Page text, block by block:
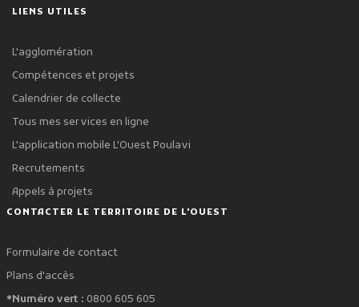
LIENS UTILES
L'agglomération
Compétences et projets
Calendrier de collecte
Tous mes services en ligne
L'application mobile L'Ouest Poulavi
Recrutements
Appels à projets
CONTACTER LE TERRITOIRE DE L'OUEST
Formulaire de contact
Plans d'accès
*Numéro vert : 0800 605 605